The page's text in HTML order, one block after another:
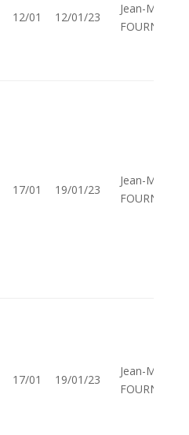
12/01 12/01/23
Jean-Marie
FOURNIER
17/01 19/01/23
Jean-Marie
FOURNIER
17/01 19/01/23
Jean-Marie
FOURNIER